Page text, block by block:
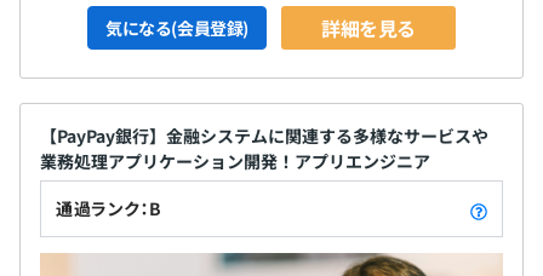
気になる(会員登録) 詳細を見る
【PayPay銀行】金融システムに関連する多様なサービスや
業務処理アプリケーション開発！アプリエンジニア
通過ランク：B